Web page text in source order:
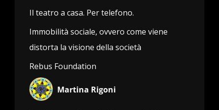
Il teatro a casa. Per telefono.
Immobilità sociale, ovvero come viene
distorta la visione della società
Rebus Foundation
Martina Rigoni